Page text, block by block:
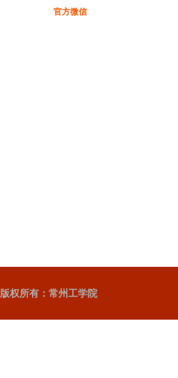
版权所有：常州工学院
官方微信